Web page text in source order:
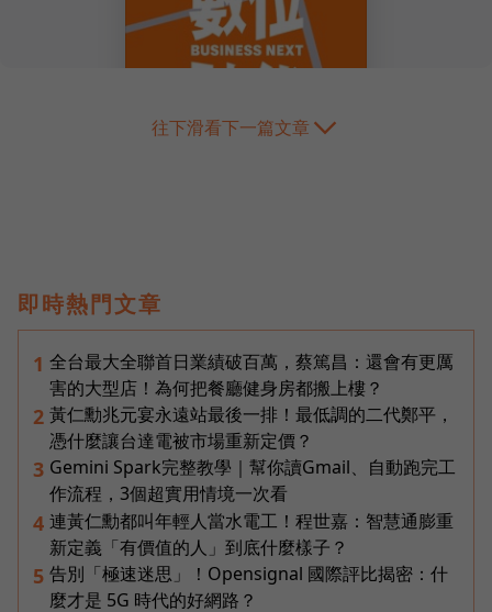
往下滑看下一篇文章
即時熱門文章
1 全台最大全聯首日業績破百萬，蔡篤昌：還會有更厲
害的大型店！為何把餐廳健身房都搬上樓？
2 黃仁勳兆元宴永遠站最後一排！最低調的二代鄭平，
憑什麼讓台達電被市場重新定價？
3 Gemini Spark完整教學｜幫你讀Gmail、自動跑完工
作流程，3個超實用情境一次看
4 連黃仁勳都叫年輕人當水電工！程世嘉：智慧通膨重
新定義「有價值的人」到底什麼樣子？
5 告別「極速迷思」！Opensignal 國際評比揭密：什
麼才是 5G 時代的好網路？